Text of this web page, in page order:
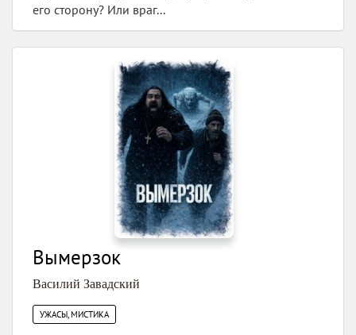
его сторону? Или враг...
Вымерзок
Василий Завадский
УЖАСЫ, МИСТИКА